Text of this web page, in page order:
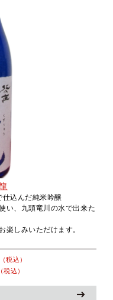
込んだ純米吟醸
い、九頭竜川の水で出来た
楽しみいただけます。
（税込）
（税込）